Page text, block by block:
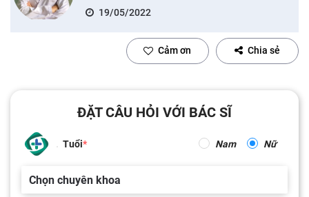
19/05/2022
Cảm ơn Chia sẻ
ĐẶT CÂU HỎI VỚI BÁC SĨ
Tuổi Nam Nữ
Chọn chuyên khoa